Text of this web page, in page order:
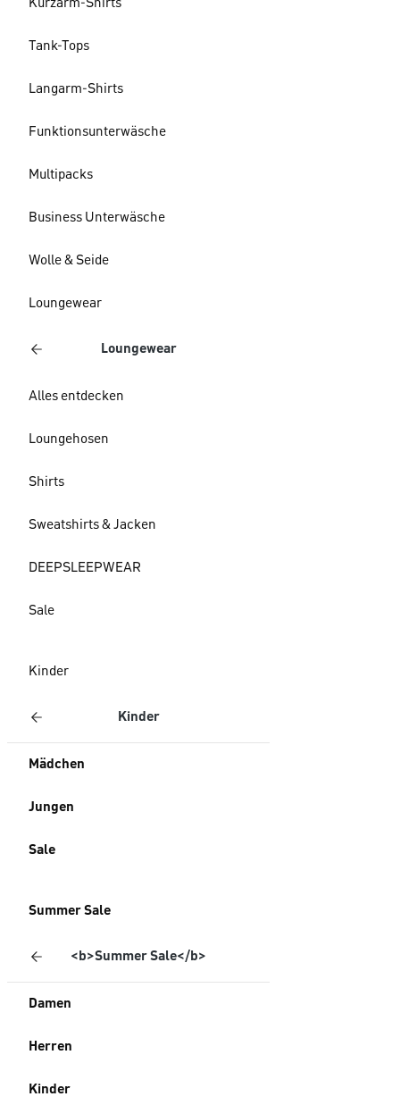
Kurzarm-Shirts
Tank-Tops
Langarm-Shirts
Funktionsunterwäsche
Multipacks
Business Unterwäsche
Wolle & Seide
Loungewear
Loungewear
Alles entdecken
Loungehosen
Shirts
Sweatshirts & Jacken
DEEPSLEEPWEAR
Sale
Kinder
Kinder
Mädchen
Jungen
Sale
Summer Sale
<b>Summer Sale</b>
Damen
Herren
Kinder